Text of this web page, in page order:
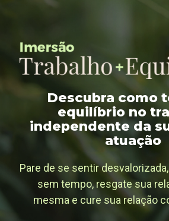
Descubra como
equilíbrio no
independente da
atuação
Pare de se sentir
sem tempo, resgate sua
mesma e cure sua relação